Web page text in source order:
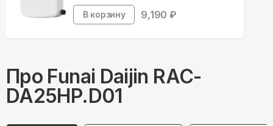
В корзину 9,190 ₽
Про Funai Daijin RAC-
DA25HP.D01